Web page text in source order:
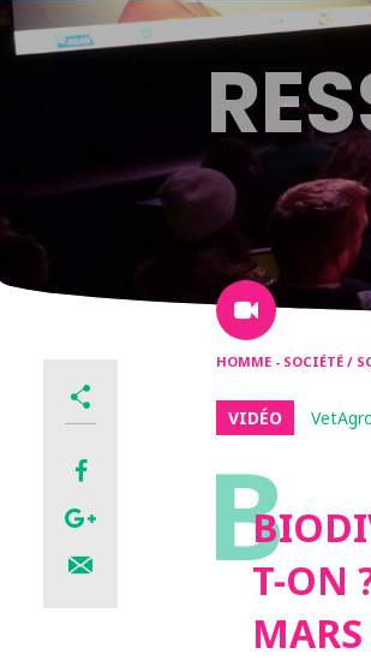
HOMME - SOCIÉTÉ /
VIDÉO
BT-ON
MARS